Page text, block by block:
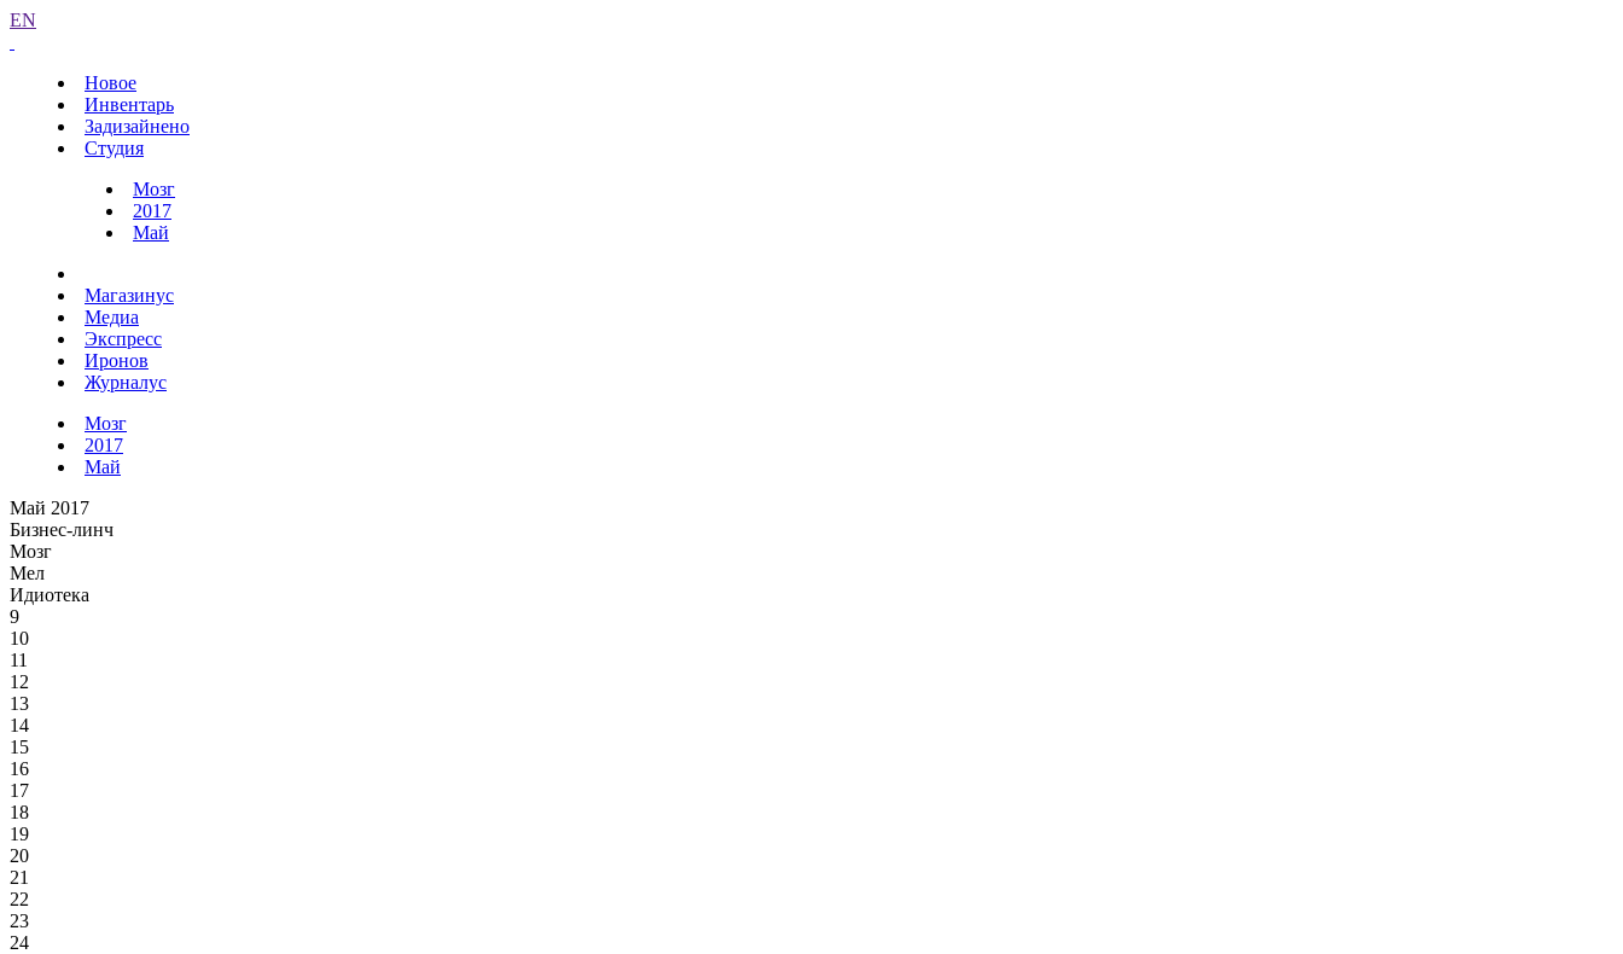
EN
Новое
Инвентарь
Задизайнено
Студия
Мозг
2017
Май
Магазинус
Медиа
Экспресс
Иронов
Журналус
Мозг
2017
Май
Май 2017
Бизнес-линч
Мозг
Мел
Идиотека
9
10
11
12
13
14
15
16
17
18
19
20
21
22
23
24